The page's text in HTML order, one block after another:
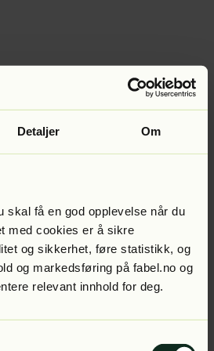
Detaljer Om
skal få en god opplevelse når du
med cookies er å sikre
og sikkerhet, føre statistikk, og
og markedsføring på fabel.no og
relevant innhold for deg.